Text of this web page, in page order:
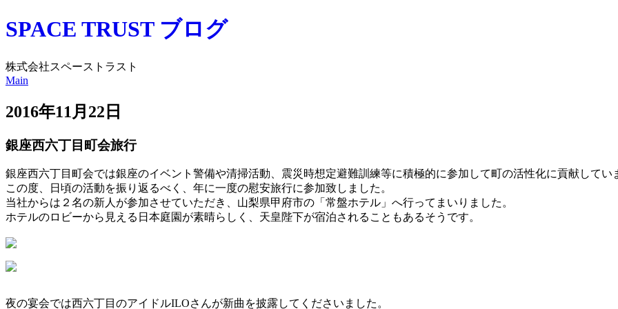
SPACE TRUST ブログ
株式会社スペーストラスト
Main
2016年11月22日
銀座西六丁目町会旅行
銀座西六丁目町会では銀座のイベント警備や清掃活動、震災時想定避難訓練等に積極的に参加して町の活性化に貢献してい
この度、日頃の活動を振り返るべく、年に一度の慰安旅行に参加致しました。
当社からは２名の新人が参加させていただき、山梨県甲府市の「常盤ホテル」へ行ってまいりました。
ホテルのロビーから見える日本庭園が素晴らしく、天皇陛下が宿泊されることもあるそうです。
夜の宴会では西六丁目のアイドルILOさんが新曲を披露してくださいました。